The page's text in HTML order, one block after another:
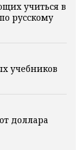
учиться в
русскому
учебников
доллара